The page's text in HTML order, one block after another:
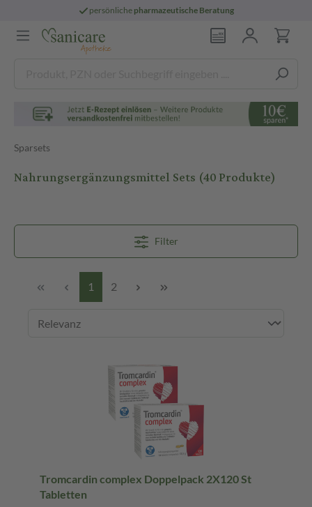
persönliche pharmazeutische Beratung
Sparsets
Nahrungsergänzungsmittel Sets (40 Produkte)
Filter
1 2
Tromcardin complex Doppelpack 2X120 St
Tabletten